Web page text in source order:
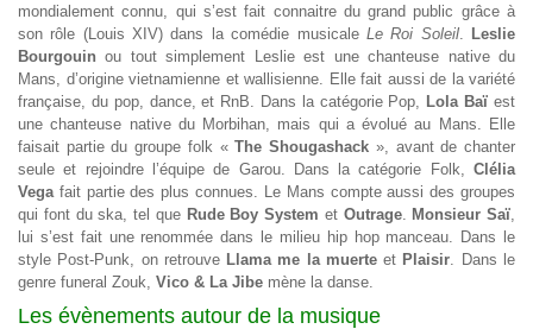
mondialement connu, qui s’est fait connaitre du grand public grâce à
son rôle (Louis XIV) dans la comédie musicale Le Roi Soleil. Leslie
Bourgouin ou tout simplement Leslie est une chanteuse native du
Mans, d’origine vietnamienne et wallisienne. Elle fait aussi de la variété
française, du pop, dance, et RnB. Dans la catégorie Pop, Lola Baï est
une chanteuse native du Morbihan, mais qui a évolué au Mans. Elle
faisait partie du groupe folk «The Shougashack », avant de chanter
seule et rejoindre l’équipe de Garou. Dans la catégorie Folk, Clélia
Vega fait partie des plus connues. Le Mans compte aussi des groupes
qui font du ska, tel que Rude Boy System et Outrage. Monsieur Saï
lui s’est fait une renommée dans le milieu hip hop manceau. Dans le
style Post-Punk, on retrouve Llama me la muerteet Plaisir . Dans le
genre funeral Zouk, Vico & La Jibe mène la danse.
Les évènements autour de la musique